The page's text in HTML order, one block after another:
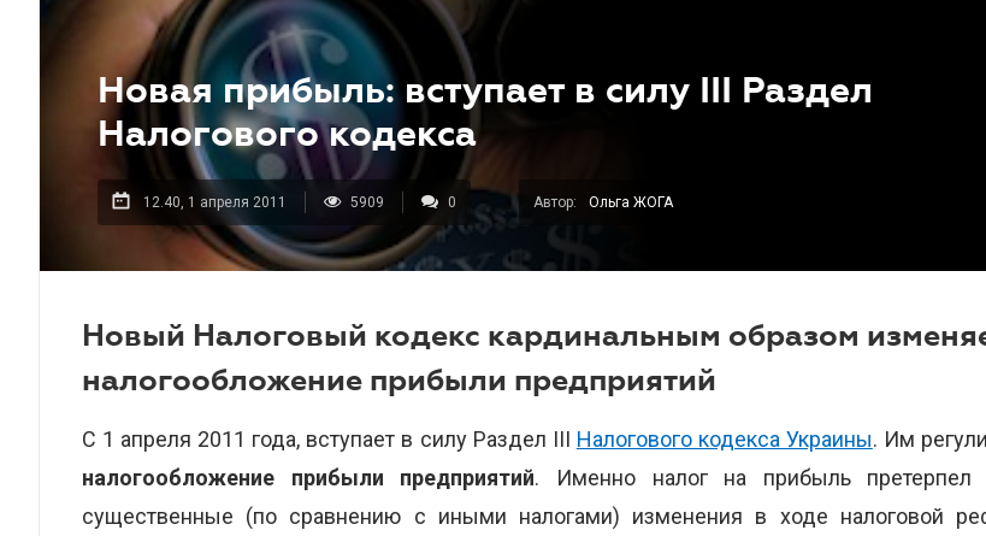
Новая прибыль: вступает в силу III Раздел
Налогового кодекса
12.40, 1 апреля 2011 5909 0 Автор: Ольга ЖОГА
Новый Налоговый кодекс кардинальным образом
налогообложение прибыли предприятий
С 1 апреля 2011 года, вступает в силу Раздел III Налогового кодекса Украины. Им
налогообложение прибыли предприятий. Именно налог на прибыль претерпел
существенные (по сравнению с иными налогами) изменения в ходе налоговой